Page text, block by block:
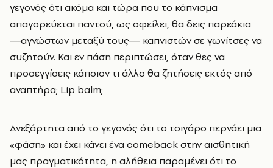
γεγονός ότι ακόμα και τώρα που το κάπνισμα
απαγορεύεται παντού, ως οφείλει, θα δεις παρεάκια
―αγνώστων μεταξύ τους― καπνιστών σε γωνίτσες να
συζητούν. Και εν πάση περιπτώσει, όταν θες να
προσεγγίσεις κάποιον τι άλλο θα ζητήσεις εκτός από
αναπτήρα; Lip balm;
Ανεξάρτητα από το γεγονός ότι το τσιγάρο περνάει μια
«φάση» και έχει κάνει ένα comeback στην αισθητική
μας πραγματικότητα, η αλήθεια παραμένει ότι το